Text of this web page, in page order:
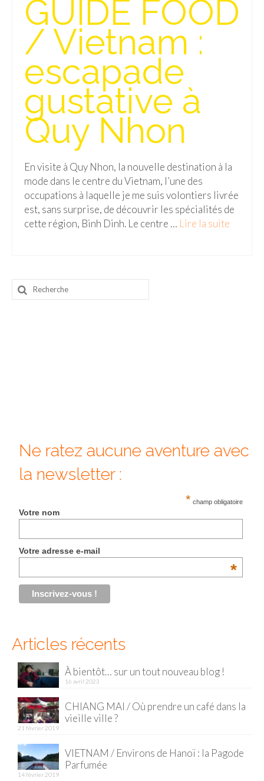
Isla del Sol
Lac Titicaca
Salar d’Uyuni
Sucre
Chili
Paraguay
Pérou
Lac Titicaca
Machu Picchu
Beijing
Kyoto
Mont Fuji
Malaisie
Penang
Vietnam
Baie d’Halong
Hué
Mu Cang Chai
GUIDE FOOD
/ Vietnam :
escapade
gustative à
Quy Nhon
En visite à Quy Nhon, la nouvelle destination à la
mode dans le centre du Vietnam, l’une des
occupations à laquelle je me suis volontiers livrée
est, sans surprise, de découvrir les spécialités de
cette région, Binh Dinh. Le centre … Lire la suite­­
Rechercher
:
Ne ratez aucune aventure avec
la newsletter :
* champ obligatoire
Votre nom
Votre adresse e-mail
*
Articles récents
À bientôt… sur un tout nouveau blog !
16 avril 2023
CHIANG MAI / Où prendre un café dans la
vieille ville ?
21 février 2019
VIETNAM / Environs de Hanoï : la Pagode
Parfumée
14 février 2019